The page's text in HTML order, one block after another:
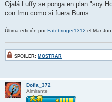
Ojalá Luffy se ponga en plan "soy
con Imu como si fuera Burns
Última edición por Fatebringer1312 el Mar
SPOILER: MOSTRAR
Dofla_372
Almirante